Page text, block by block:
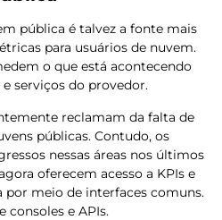
pública é talvez a fonte mais
para usuários de nuvem.
o que está acontecendo
serviços do provedor.
reclamam da falta de
públicas. Contudo, os
nessas áreas nos últimos
oferecem acesso a KPIs e
meio de interfaces comuns.
consoles e APIs.